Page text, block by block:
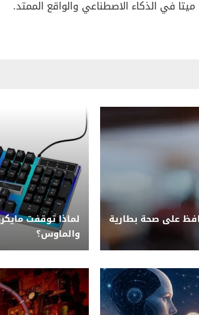
في الذكاء الاصطناعي والواقع الممتد.
على صحة بطارية
لماذا توقفت
والماوس؟